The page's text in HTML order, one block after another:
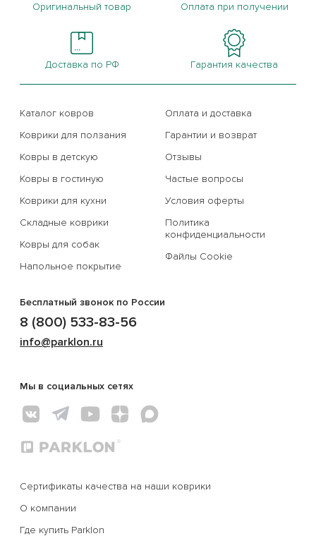
Оригинальный товар Оплата при получении
Доставка по РФ Гарантия качества
Сертификаты качества на наши коврики
О компании
Где купить Parklon
Каталог ковров
Коврики для ползания
Ковры в детскую
Ковры в гостиную
Коврики для кухни
Складные коврики
Ковры для собак
Напольное покрытие
Оплата и доставка
Гарантии и возврат
Отзывы
Частые вопросы
Условия оферты
Политика
конфиденциальности
Файлы Cookie
Бесплатный звонок по России
8 (800) 533-83-56
info@parklon.ru
Мы в социальных сетях